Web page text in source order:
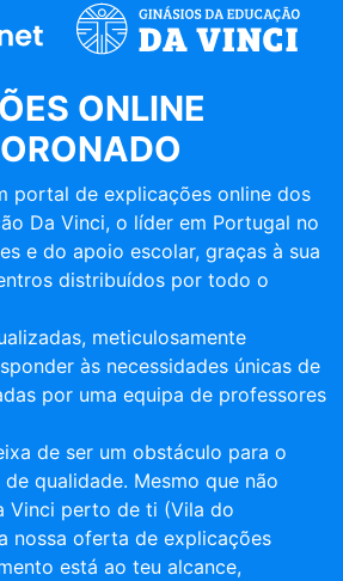
ONLINE
portal de explicações online dos
Da Vinci, o líder em Portugal no
e do apoio escolar, graças à sua
distribuídos por todo o
meticulosamente
às necessidades únicas de
por uma equipa de professores
de ser um obstáculo para o
qualidade. Mesmo que não
Vinci perto de ti (Vila do
nossa oferta de explicações
está ao teu alcance,